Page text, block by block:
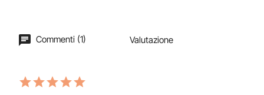
Commenti (1) Valutazione